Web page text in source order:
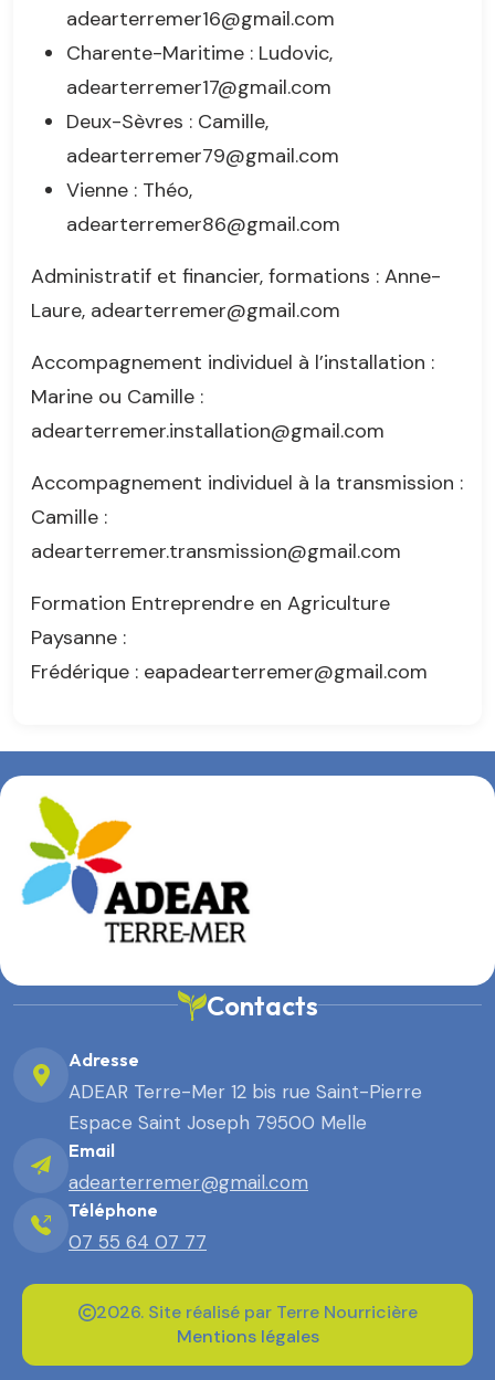
adearterremer16@gmail.com
Charente-Maritime : Ludovic,
adearterremer17@gmail.com
Deux-Sèvres : Camille,
adearterremer79@gmail.com
Vienne : Théo,
adearterremer86@gmail.com
Administratif et financier, formations : Anne-
Laure, adearterremer@gmail.com
Accompagnement individuel à l’installation :
Marine ou Camille :
adearterremer.installation@gmail.com
Accompagnement individuel à la transmission :
Camille :
adearterremer.transmission@gmail.com
Formation Entreprendre en Agriculture
Paysanne :
Frédérique : eapadearterremer@gmail.com
Contacts
Adresse
ADEAR Terre-Mer 12 bis rue Saint-Pierre
Espace Saint Joseph 79500 Melle
Email
adearterremer@gmail.com
Téléphone
07 55 64 07 77
2026. Site réalisé par Terre Nourricière
Mentions légales